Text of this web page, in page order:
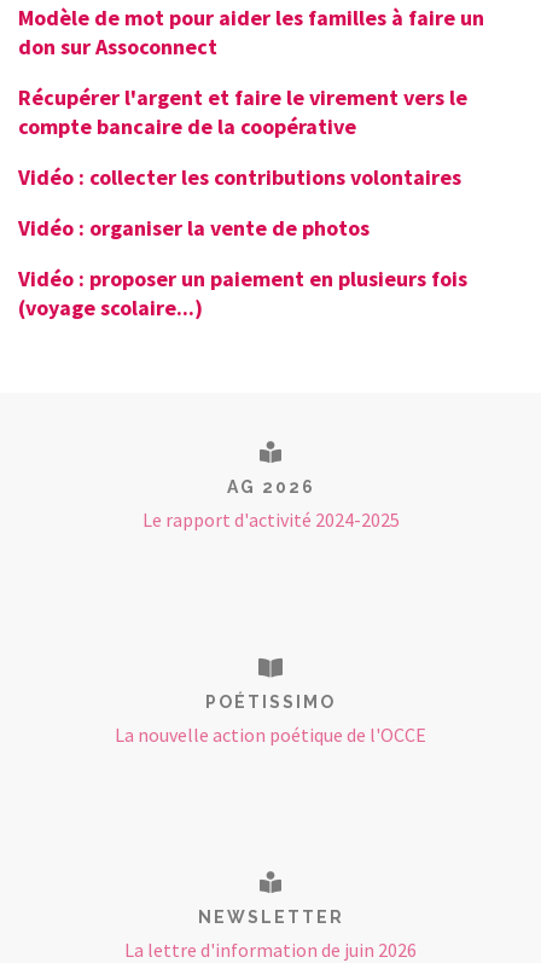
Modèle de mot pour aider les familles à faire un
don sur Assoconnect
Récupérer l'argent et faire le virement vers le
compte bancaire de la coopérative
Vidéo : collecter les contributions volontaires
Vidéo : organiser la vente de photos
Vidéo : proposer un paiement en plusieurs fois
(voyage scolaire...)
AG 2026
Le rapport d'activité 2024-2025
POÉTISSIMO
La nouvelle action poétique de l'OCCE
NEWSLETTER
La lettre d'information de juin 2026